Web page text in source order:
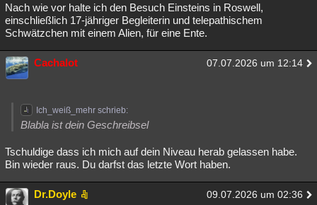
Nach wie vor halte ich den Besuch Einsteins in Roswell,
einschließlich 17-jähriger Begleiterin und telepathischem
Schwätzchen mit einem Alien, für eine Ente.
Cachalot 07.07.2026 um 12:14
Ich_weiß_mehr schrieb:
Blabla ist dein Geschreibsel
Tschuldige dass ich mich auf dein Niveau herab gelassen habe.
Bin wieder raus. Du darfst das letzte Wort haben.
Dr.Doyle 09.07.2026 um 02:36